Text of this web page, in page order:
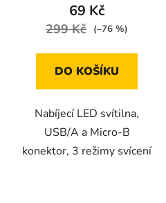
69 Kč
299 Kč (–76 %)
DO KOŠÍKU
Nabíjecí LED svítilna,
USB/A a Micro-B
konektor, 3 režimy svícení